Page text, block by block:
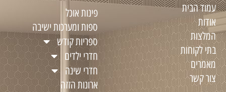
עמוד הבית
אודות
המלצות
בתי לקוחות
מאמרים
צור קשר
פינות אוכל
ספות ומערכות ישיבה
ספריות קודש
חדרי ילדים
חדרי שינה
ארונות הזזה